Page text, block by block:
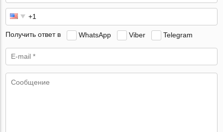
Получить ответ в WhatsApp Viber Telegram